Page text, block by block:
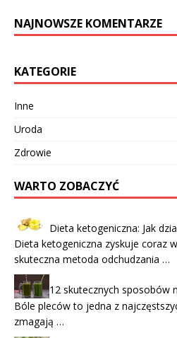
NAJNOWSZE KOMENTARZE
KATEGORIE
Inne
Uroda
Zdrowie
WARTO ZOBACZYĆ
Dieta ketogeniczna: Jak
Dieta ketogeniczna zyskuje coraz
skuteczna metoda odchudzania …
12 skutecznych sposobów
Bóle pleców to jedna z
zmagają …